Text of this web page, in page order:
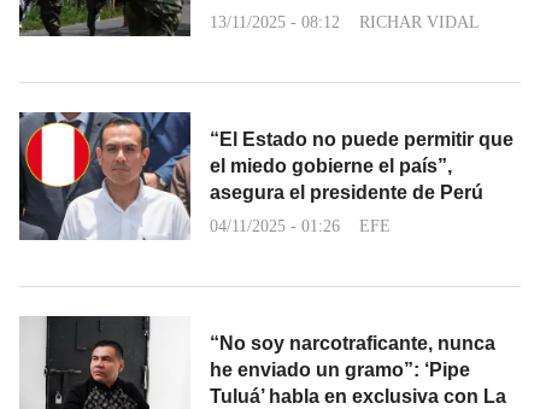
13/11/2025 - 08:12 RICHAR VIDAL
“El Estado no puede permitir que
el miedo gobierne el país”,
asegura el presidente de Perú
04/11/2025 - 01:26 EFE
“No soy narcotraficante, nunca
he enviado un gramo”: ‘Pipe
Tuluá’ habla en exclusiva con La